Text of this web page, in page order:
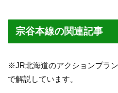
宗谷本線の関連記事
※JR北海道のアクションプラ
で解説しています。